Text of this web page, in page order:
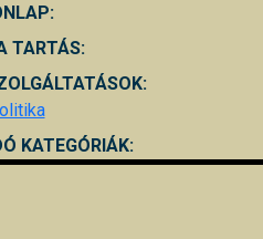
TARTÁS:
KATEGÓRIÁK: